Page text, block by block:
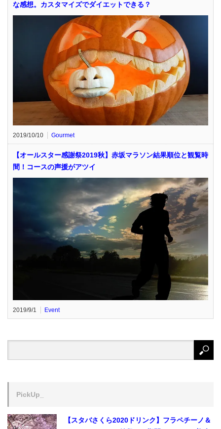
な感想。カスタマイズでダイエットできる？
2019/10/10 Gourmet
【オールスター感謝祭2019秋】赤坂マラソン結果順位と観覧時
間！コースの声援がアツイ
2019/9/1 Event
PickUp_
【スタバさくら2020ドリンク】フラペチーノ＆